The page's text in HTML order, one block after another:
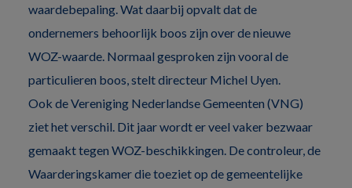
waardebepaling. Wat daarbij opvalt dat de
ondernemers behoorlijk boos zijn over de nieuwe
WOZ-waarde. Normaal gesproken zijn vooral de
particulieren boos, stelt directeur Michel Uyen.
Ook de Vereniging Nederlandse Gemeenten (VNG)
ziet het verschil. Dit jaar wordt er veel vaker bezwaar
gemaakt tegen WOZ-beschikkingen. De controleur, de
Waarderingskamer die toeziet op de gemeentelijke